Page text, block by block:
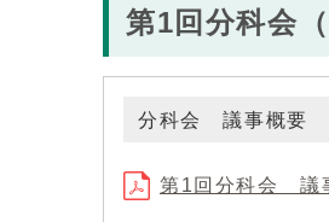
第1回分科会
分科会 議事概要
第1回分科会 議